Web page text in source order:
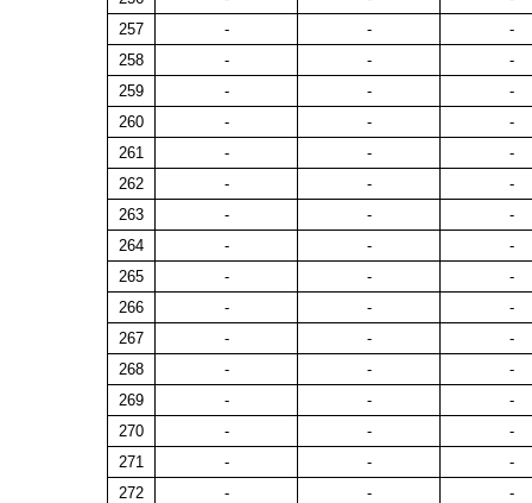
257
- -
-
258
- -
-
259
- -
-
260
- -
-
261
- -
-
262
- -
-
263
- -
-
264
- -
-
265
- -
-
266
- -
-
267
- -
-
268
- -
-
269
- -
-
270
- -
-
271
- -
-
272
- -
-